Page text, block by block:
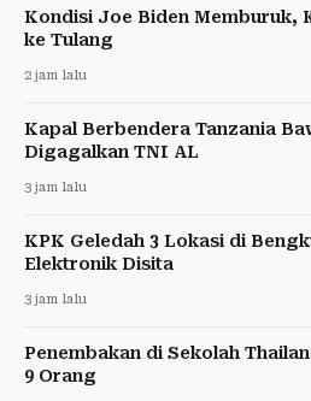
Kondisi Joe Biden Memburuk,
ke Tulang
2 jam lalu
Kapal Berbendera Tanzania
Digagalkan TNI AL
3 jam lalu
KPK Geledah 3 Lokasi di
Elektronik Disita
3 jam lalu
Penembakan di Sekolah
9 Orang